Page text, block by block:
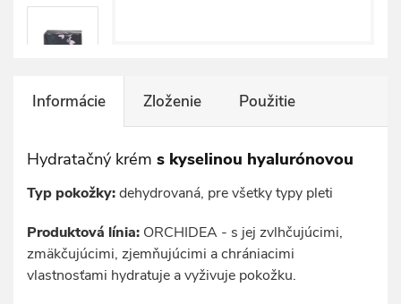
Informácie Zloženie Použitie
Hydratačný krém s kyselinou hyalurónovou
Typ pokožky:dehydrovaná, pre všetky typy pleti
Produktová línia: ORCHIDEA - s jej zvlhčujúcimi,
zmäkčujúcimi, zjemňujúcimi a chrániacimi
vlastnosťami hydratuje a vyživuje pokožku.